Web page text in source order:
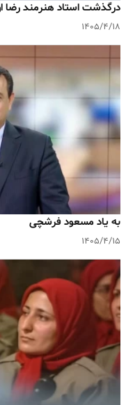
درگذشت استاد هنرمند رضا
۱۴۰۵/۴/۱۸
به یاد مسعود فرشچی
۱۴۰۵/۴/۱۵